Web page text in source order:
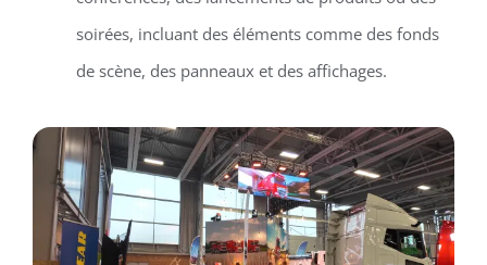
soirées, incluant des éléments comme des fonds
de scène, des panneaux et des affichages.